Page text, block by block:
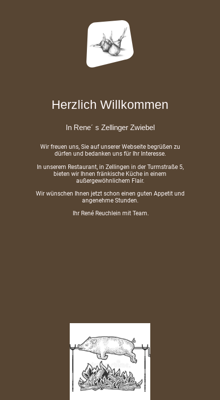
Herzlich Willkommen
In Rene´ s Zellinger Zwiebel
Wir freuen uns, Sie auf unserer Webseite begrüßen zu
dürfen und bedanken uns für Ihr Interesse.
In unserem Restaurant, in Zellingen in der Turmstraße 5,
bieten wir Ihnen fränkische Küche in einem
außergewöhnlichem Flair.
Wir wünschen Ihnen jetzt schon einen guten Appetit und
angenehme Stunden.
Ihr René Reuchlein mit Team.